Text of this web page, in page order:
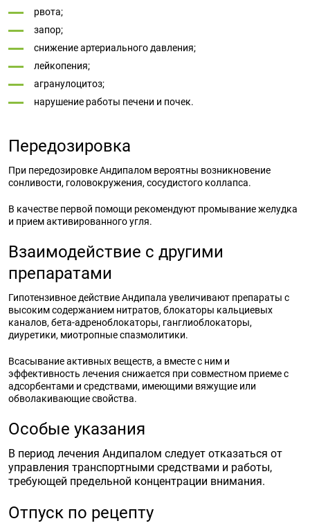
рвота;
запор;
снижение артериального давления;
лейкопения;
агранулоцитоз;
нарушение работы печени и почек.
Передозировка
При передозировке Андипалом вероятны возникновение
сонливости, головокружения, сосудистого коллапса.
В качестве первой помощи рекомендуют промывание желудка
и прием активированного угля.
Взаимодействие с другими
препаратами
Гипотензивное действие Андипала увеличивают препараты с
высоким содержанием нитратов, блокаторы кальциевых
каналов, бета-адреноблокаторы, ганглиоблокаторы,
диуретики, миотропные спазмолитики.
Всасывание активных веществ, а вместе с ним и
эффективность лечения снижается при совместном приеме с
адсорбентами и средствами, имеющими вяжущие или
обволакивающие свойства.
Особые указания
В период лечения Андипалом следует отказаться от
управления транспортными средствами и работы,
требующей предельной концентрации внимания.
Отпуск по рецепту